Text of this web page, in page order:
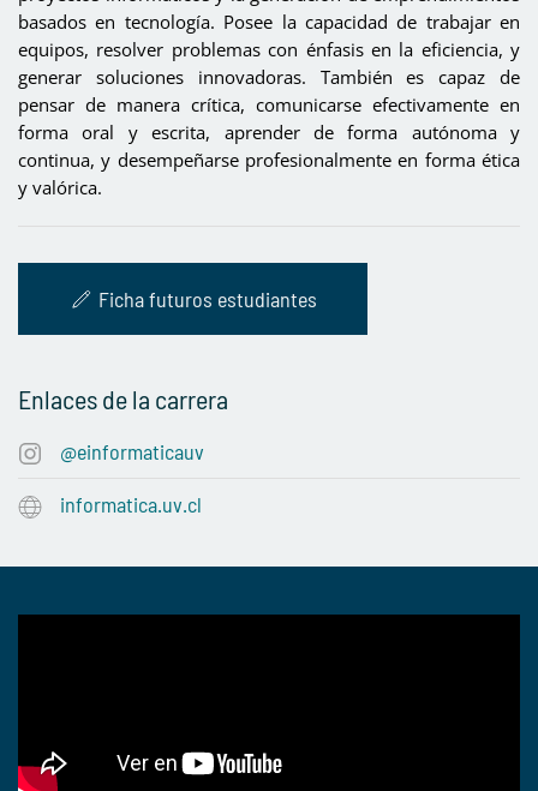
basados en tecnología. Posee la capacidad de trabajar en
equipos, resolver problemas con énfasis en la eficiencia, y
generar soluciones innovadoras. También es capaz de
pensar de manera crítica, comunicarse efectivamente en
forma oral y escrita, aprender de forma autónoma y
continua, y desempeñarse profesionalmente en forma ética
y valórica.
Ficha futuros estudiantes
Enlaces de la carrera
@einformaticauv
informatica.uv.cl